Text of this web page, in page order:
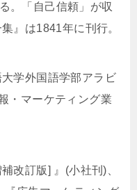
。「自己信頼」が収
』は1841年に刊行。
学外国語学部アラビ
・マーケティング業
改訂版] 』(小社刊)、